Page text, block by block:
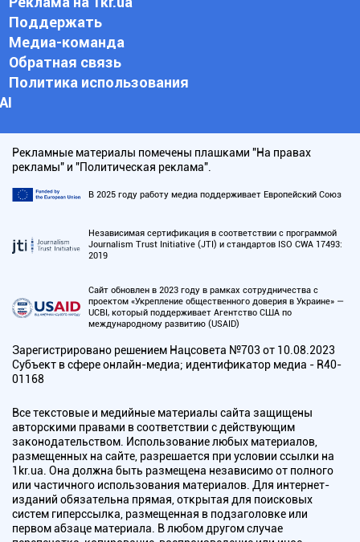
Поддержать
Медиа-команда
Обратная связь
Политика использования
АI
Рекламные материалы помечены плашками "На правах
рекламы" и "Политическая реклама".
В 2025 году работу медиа поддерживает Европейский Союз
Независимая сертификация в соответствии с программой
Journalism Trust Initiative (JTI) и стандартов ISO CWA 17493:
2019
Сайт обновлен в 2023 году в рамках сотрудничества с
проектом «Укрепление общественного доверия в Украине» —
UCBI, который поддерживает Агентство США по
международному развитию (USAID)
Зарегистрировано решением Нацсовета №703 от 10.08.2023
Субъект в сфере онлайн-медиа; идентификатор медиа - R40-
01168
Все текстовые и медийные материалы сайта защищены
авторскими правами в соответствии с действующим
законодательством. Использование любых материалов,
размещенных на сайте, разрешается при условии ссылки на
1kr.ua. Она должна быть размещена независимо от полного
или частичного использования материалов. Для интернет-
изданий обязательна прямая, открытая для поисковых
систем гиперссылка, размещенная в подзаголовке или
первом абзаце материала. В любом другом случае